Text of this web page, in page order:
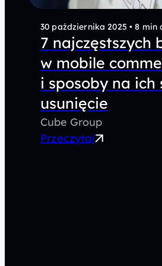
30 października 2025• 8
7
w mobile
i sposoby na
usunięcie
Cube Group
Przeczytaj